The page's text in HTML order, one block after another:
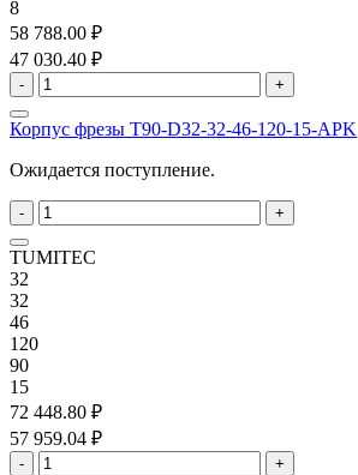
8
58 788.00 ₽
47 030.40 ₽
- +
Корпус фрезы T90-D32-32-46-120-15-APK
Ожидается поступление.
- +
TUMITEC
32
32
46
120
90
15
72 448.80 ₽
57 959.04 ₽
- +